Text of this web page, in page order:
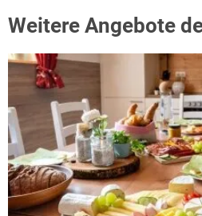
Weitere Angebote